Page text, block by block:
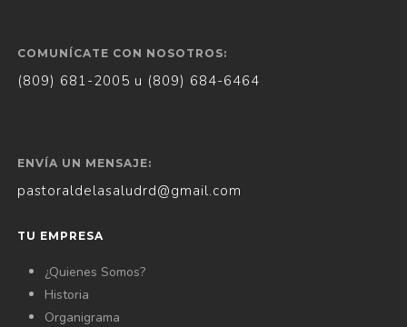
COMUNÍCATE CON NOSOTROS:
(809) 681-2005 u (809) 684-6464
ENVÍA UN MENSAJE:
pastoraldelasaludrd@gmail.com
TU EMPRESA
¿Quienes Somos?
Historia
Organigrama